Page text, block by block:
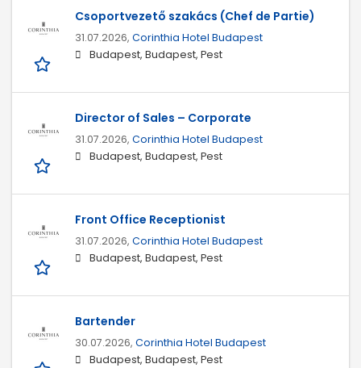
Csoportvezető szakács (Chef de Partie)
31.07.2026, Corinthia Hotel Budapest
Budapest, Budapest, Pest
Director of Sales – Corporate
31.07.2026, Corinthia Hotel Budapest
Budapest, Budapest, Pest
Front Office Receptionist
31.07.2026, Corinthia Hotel Budapest
Budapest, Budapest, Pest
Bartender
30.07.2026, Corinthia Hotel Budapest
Budapest, Budapest, Pest